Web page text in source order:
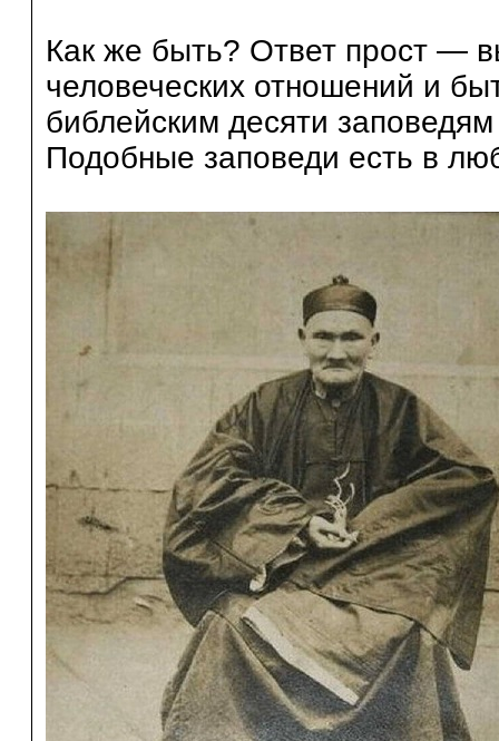
Как же быть? Ответ прост —
человеческих отношений и
библейским десяти
Подобные заповеди есть в